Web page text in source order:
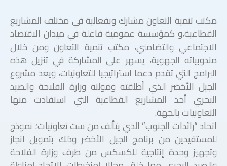
مكتب تنمية التعاون مشارك وبفعالية في مختلف المشاريع
القطاعية،و كمؤسسة عمومية فاعلة في ميدان الاقتصاد
الاجتماعي والتضامني، مكتب تنمية التعاون ومن خلال
مندوبياته الجهوية، يسهر على المشاركة في تنزيل هذه
البرامج التي تقدم دعما استراتيجيا للتعاونيات، ويعد مشروع
الجيل الأخضر الذي أطلقته ومولته وزارة الفلاحة والصيد
البحري أحد المشاريع القطاعية التي استفادت منها
التعاونيات بالجهة.
اتحاد “رائدات الجنوب” الذي يتألف من ست تعاونيات؛ نموذج
للمستفيدين من برنامج الجيل الأخضر وذلك بتمويل انجاز
وتجهيز وحدة إنتاجية للكسكس من طرف وزارة الفلاحة